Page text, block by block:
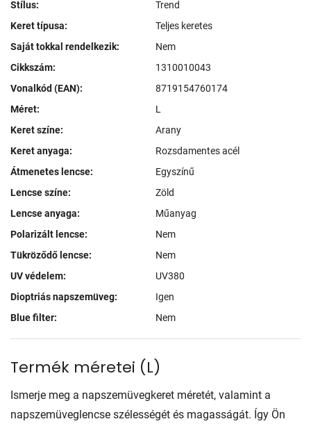
Stílus:
Trend
Keret típusa:
Teljes keretes
Saját tokkal rendelkezik:
Nem
Cikkszám:
1310010043
Vonalkód (EAN):
8719154760174
Méret:
L
Keret színe:
Arany
Keret anyaga:
Rozsdamentes acél
Átmenetes lencse:
Egyszínű
Lencse színe:
Zöld
Lencse anyaga:
Műanyag
Polarizált lencse:
Nem
Tükröződő lencse:
Nem
UV védelem:
UV380
Dioptriás napszemüveg:
Igen
Blue filter:
Nem
Termék méretei (L)
Ismerje meg a napszemüvegkeret méretét, valamint a
napszemüveglencse szélességét és magasságát. Így Ön